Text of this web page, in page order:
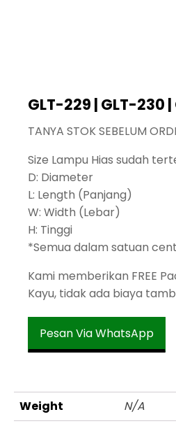
GLT-229 | GLT-230 |
TANYA STOK SEBELUM
Size Lampu Hias sudah
D: Diameter
L: Length (Panjang)
W: Width (Lebar)
H: Tinggi
*Semua dalam satuan
Kami memberikan FREE
Kayu, tidak ada biaya
Pesan Via WhatsApp
Weight N/A